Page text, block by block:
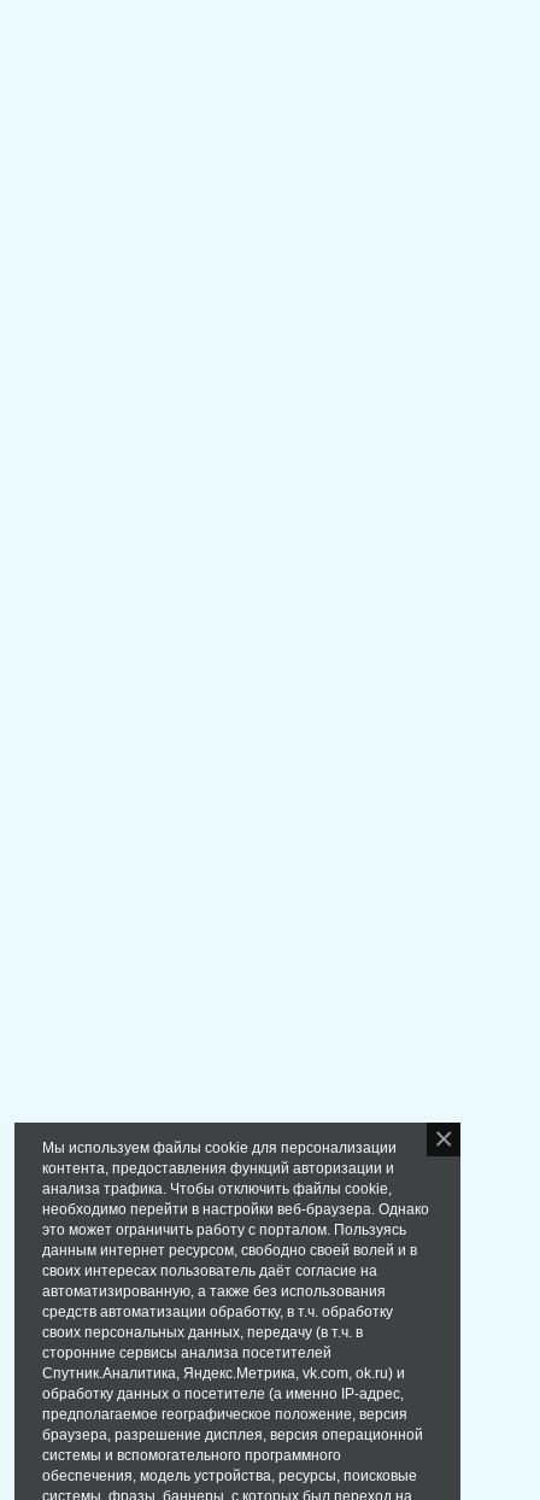
Мы используем файлы cookie для персонализации
контента, предоставления функций авторизации и
анализа трафика. Чтобы отключить файлы cookie,
необходимо перейти в настройки веб-браузера. Однако
это может ограничить работу с порталом. Пользуясь
данным интернет ресурсом, свободно своей волей и в
своих интересах пользователь даёт согласие на
автоматизированную, а также без использования
средств автоматизации обработку, в т.ч. обработку
своих персональных данных, передачу (в т.ч. в
сторонние сервисы анализа посетителей
Спутник.Аналитика, Яндекс.Метрика, vk.com, ok.ru) и
обработку данных о посетителе (а именно IP-адрес,
предполагаемое географическое положение, версия
браузера, разрешение дисплея, версия операционной
системы и вспомогательного программного
обеспечения, модель устройства, ресурсы, поисковые
системы, фразы, баннеры, с которых был переход на